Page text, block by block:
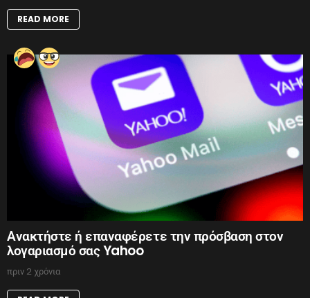
READ MORE
Ανακτήστε ή επαναφέρετε την πρόσβαση στον
λογαριασμό σας Yahoo
πριν 2 χρόνια